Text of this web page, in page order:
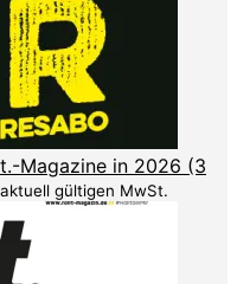
Magazine in 2026 (3
gültigen MwSt.